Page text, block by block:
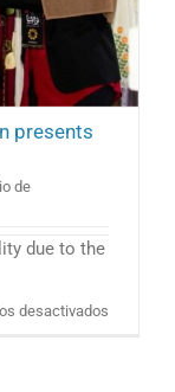
presents
de
due to the
desactivados